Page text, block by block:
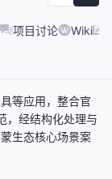
项目讨论 Wiki
等应用，整合官
，经结构化处理与
生态核心场景案